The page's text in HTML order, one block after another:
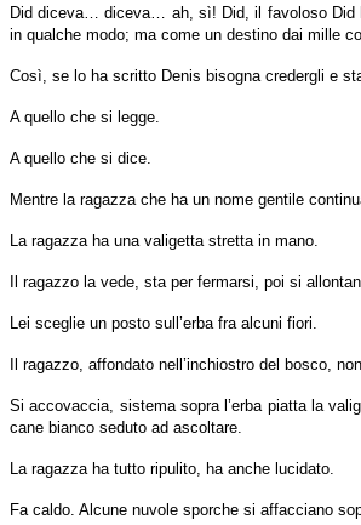
Did diceva… diceva… ah, sì! Did, il favoloso Did
in qualche modo; ma come un destino dai mille
Così, se lo ha scritto Denis bisogna credergli e
A quello che si legge.
A quello che si dice.
Mentre la ragazza che ha un nome gentile
La ragazza ha una valigetta stretta in mano.
Il ragazzo la vede, sta per fermarsi, poi si
Lei sceglie un posto sull’erba fra alcuni fiori.
Il ragazzo, affondato nell’inchiostro del bosco,
Si accovaccia, sistema sopra l’erba piatta la
cane bianco seduto ad ascoltare.
La ragazza ha tutto ripulito, ha anche lucidato.
Fa caldo. Alcune nuvole sporche si affacciano